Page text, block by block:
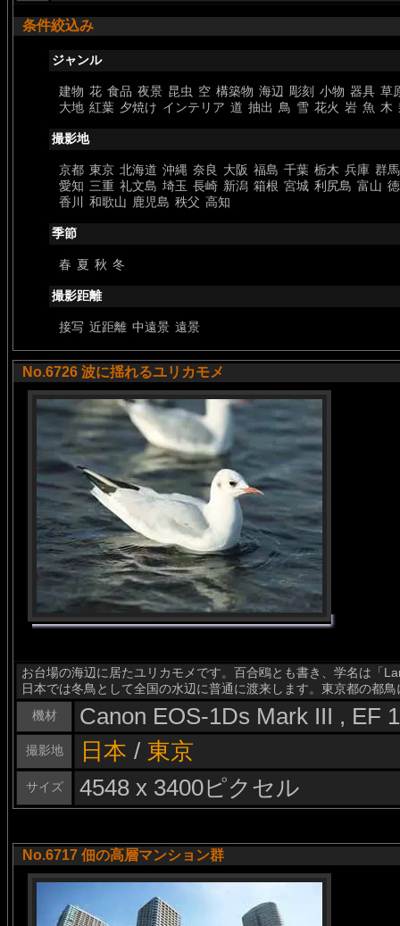
条件絞込み
ジャンル
建物 花 食品 夜景 昆虫 空 構築物 海辺 彫刻 小物 器具 草
大地 紅葉 夕焼け インテリア 道 抽出 鳥 雪 花火 岩 魚 木
撮影地
京都 東京 北海道 沖縄 奈良 大阪 福島 千葉 栃木 兵庫 群馬
愛知 三重 礼文島 埼玉 長崎 新潟 箱根 宮城 利尻島 富山
香川
和歌山 鹿児島 秩父 高知
季節
春 夏 秋 冬
撮影距離
接写 近距離 中遠景 遠景
No.6726 波に揺れるユリカモメ
お台場の海辺に居たユリカモメです。百合鴎とも書き、学名は「
日本では冬鳥として全国の水辺に普通に渡来します。東京都の都
機材
Canon EOS-1Ds Mark III , EF
撮影地 日本 / 東京
サイズ 4548 x 3400ピクセル
No.6717 佃の高層マンション群